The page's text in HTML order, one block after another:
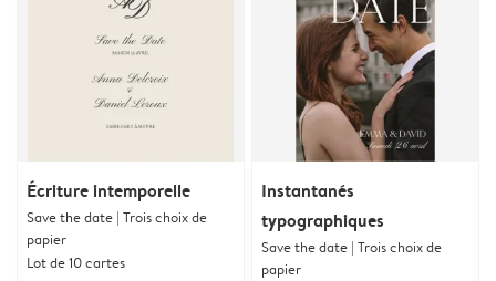
Écriture intemporelle
Save the date | Trois choix de
papier
Lot de 10 cartes
Instantanés
typographiques
Save the date | Trois choix de
papier